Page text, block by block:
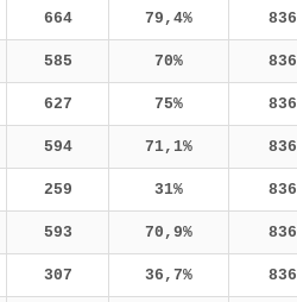
664 79,4% 836
585 70% 836
627 75% 836
594 71,1% 836
259 31% 836
593 70,9% 836
307 36,7% 836